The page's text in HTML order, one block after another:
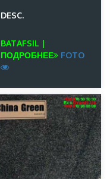
DESC.
BATAFSIL |
ПОДРОБНЕЕ
FOTO